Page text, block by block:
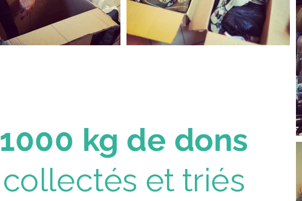
1000 kg de dons
collectés et triés